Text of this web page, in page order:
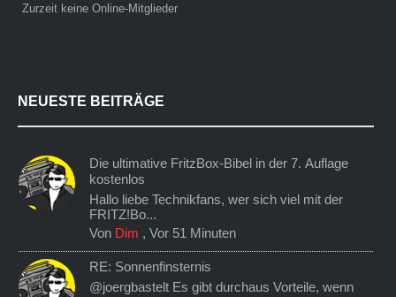
Zurzeit keine Online-Mitglieder
NEUESTE BEITRÄGE
Die ultimative FritzBox-Bibel in der 7. Auflage
kostenlos
Hallo liebe Technikfans, wer sich viel mit der
FRITZ!Bo...
Von Dim ,Vor 51 Minuten
RE: Sonnenfinsternis
@joergbastelt Es gibt durchaus Vorteile, wenn